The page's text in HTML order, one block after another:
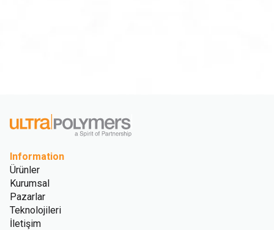
Information
Ürünler
Kurumsal
Pazarlar
Teknolojileri
İletişim